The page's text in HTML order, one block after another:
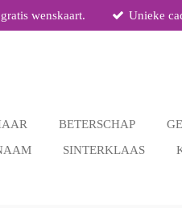
wenskaart. Unieke
BETERSCHAP
SINTERKLAAS